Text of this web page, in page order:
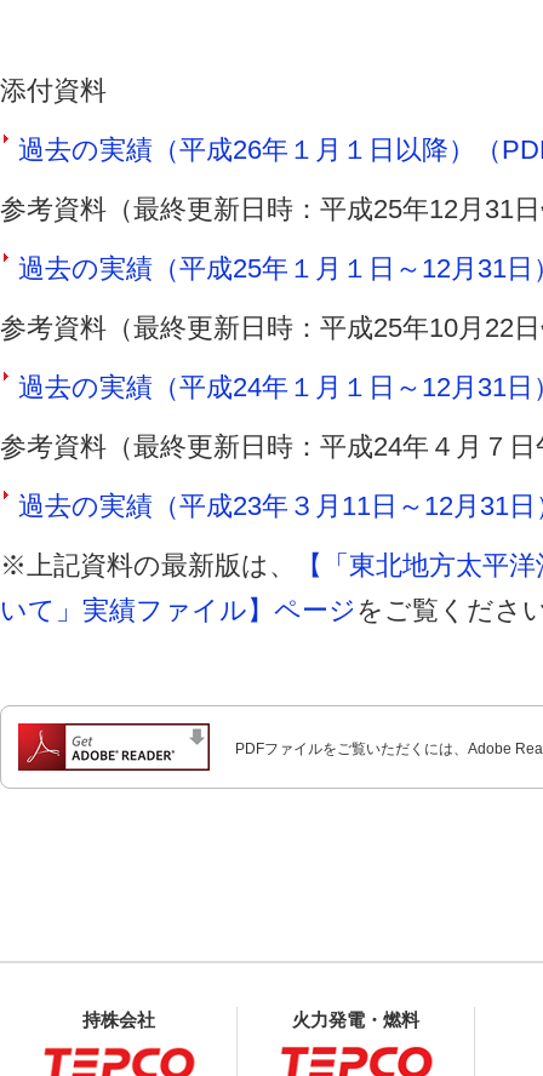
添付資料
過去の実績（平成26年１月１日以降）（
参考資料（最終更新日時：平成25年12月31
過去の実績（平成25年１月１日～12月31
参考資料（最終更新日時：平成25年10月22
過去の実績（平成24年１月１日～12月31
参考資料（最終更新日時：平成24年４月７
過去の実績（平成23年３月11日～12月31
※上記資料の最新版は、
【「東北地方太平
いて」実績ファイル】ページをご覧くださ
PDFファイルをご覧いただくには、Adobe
持株会社 火力発電・燃料